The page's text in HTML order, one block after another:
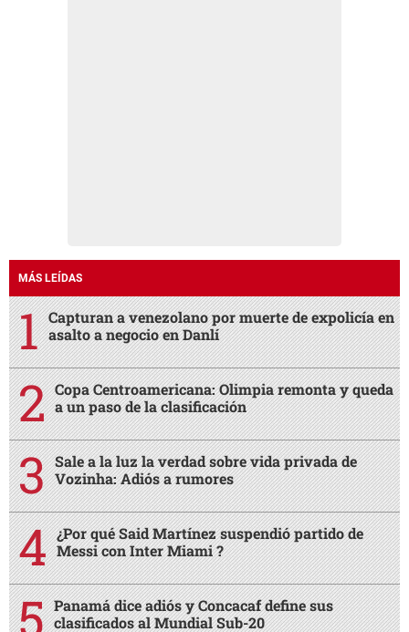
MÁS LEÍDAS
Capturan a venezolano por muerte de expolicía en
asalto a negocio en Danlí
Copa Centroamericana: Olimpia remonta y queda
a un paso de la clasificación
Sale a la luz la verdad sobre vida privada de
Vozinha: Adiós a rumores
¿Por qué Said Martínez suspendió partido de
Messi con Inter Miami ?
Panamá dice adiós y Concacaf define sus
clasificados al Mundial Sub-20